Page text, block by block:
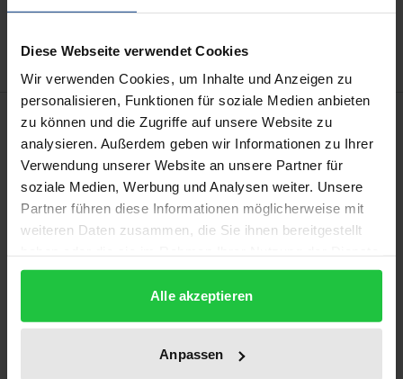
Diese Webseite verwendet Cookies
Wir verwenden Cookies, um Inhalte und Anzeigen zu
personalisieren, Funktionen für soziale Medien anbieten
zu können und die Zugriffe auf unsere Website zu
analysieren. Außerdem geben wir Informationen zu Ihrer
Verwendung unserer Website an unsere Partner für
soziale Medien, Werbung und Analysen weiter. Unsere
Partner führen diese Informationen möglicherweise mit
weiteren Daten zusammen, die Sie ihnen bereitgestellt
gesammelt haben.
Alle akzeptieren
Anpassen
Bibliografische Angaben
Auflage
1
978-3-7890-9149-0